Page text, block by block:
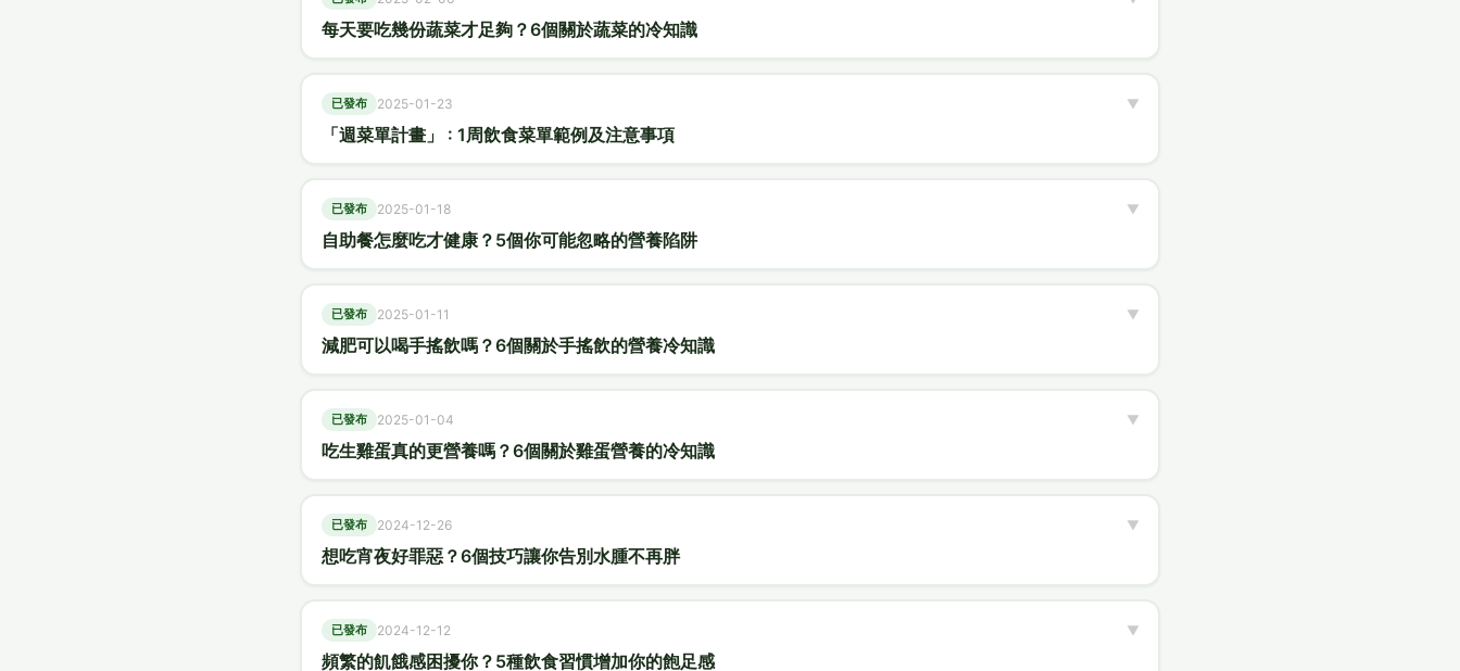
每天要吃幾份蔬菜才足夠？6個關於蔬菜的冷知識
已發布 2025-01-23
「週菜單計畫」 : 1周飲食菜單範例及注意事項
▼
已發布 2025-01-18
自助餐怎麼吃才健康？5個你可能忽略的營養陷阱
▼
已發布 2025-01-11
減肥可以喝手搖飲嗎？6個關於手搖飲的營養冷知識
▼
已發布 2025-01-04
吃生雞蛋真的更營養嗎？6個關於雞蛋營養的冷知識
▼
已發布 2024-12-26
想吃宵夜好罪惡？6個技巧讓你告別水腫不再胖
▼
已發布 2024-12-12
頻繁的飢餓感困擾你？5種飲食習慣增加你的飽足感
▼